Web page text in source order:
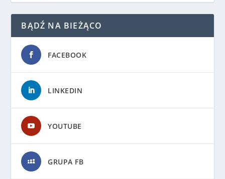
BĄDŹ NA BIEŻĄCO
FACEBOOK
LINKEDIN
YOUTUBE
GRUPA FB